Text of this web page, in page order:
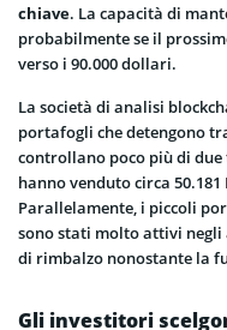
chiave. La capacità di
probabilmente se il
verso i 90.000 dollari.
La società di analisi
portafogli che detengono
controllano poco più di
hanno venduto circa
Parallelamente, i piccoli
sono stati molto attivi
di rimbalzo nonostante la
Gli investitori